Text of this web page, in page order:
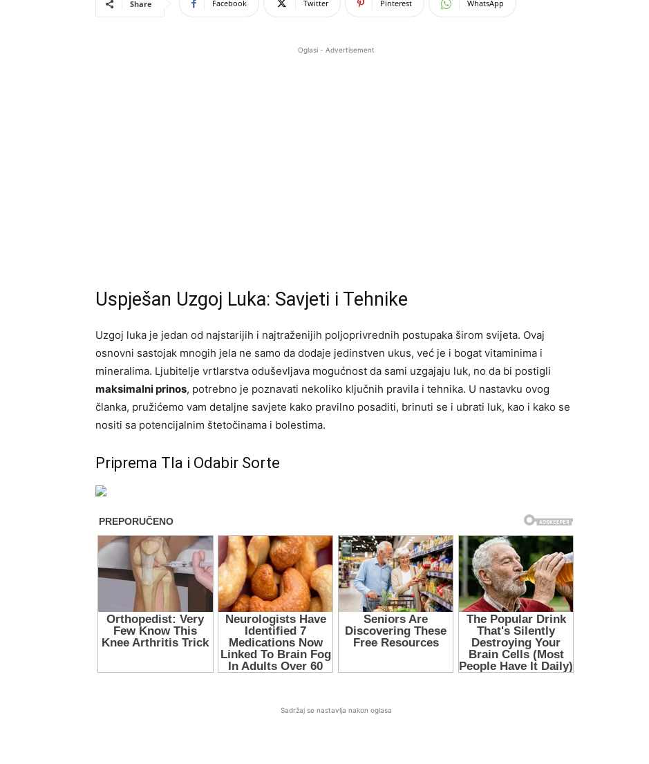
Share Facebook Twitter Pinterest WhatsApp
Oglasi - Advertisement
Uspješan Uzgoj Luka: Savjeti i Tehnike
Uzgoj luka je jedan od najstarijih i najtraženijih poljoprivrednih postupaka širom svijeta. Ovaj
osnovni sastojak mnogih jela ne samo da dodaje jedinstven ukus, već je i bogat vitaminima i
mineralima. Ljubitelje vrtlarstva oduševljava mogućnost da sami uzgajaju luk, no da bi postigli
maksimalni prinos, potrebno je poznavati nekoliko ključnih pravila i tehnika. U nastavku ovog
članka, pružićemo vam detaljne savjete kako pravilno posaditi, brinuti se i ubrati luk, kao i kako se
nositi sa potencijalnim štetočinama i bolestima.
Priprema Tla i Odabir Sorte
Sadržaj se nastavlja nakon oglasa